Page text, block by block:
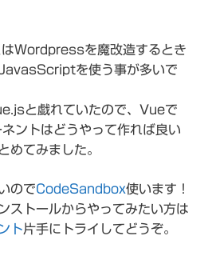
Wordpressを魔改造するとき
を使う事が多いで
と戯れていたので、Vueで
ントはどうやって作れば良い
めてみました。
のでCodeSandbox使います！
ストールからやってみたい方は
ト片手にトライしてどうぞ。